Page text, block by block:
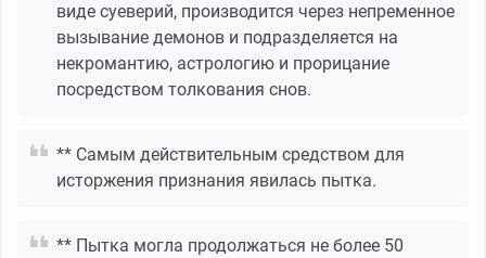
виде суеверий, производится через непременное
вызывание демонов и подразделяется на
некромантию, астрологию и прорицание
посредством толкования снов.
** Самым действительным средством для
исторжения признания явилась пытка.
** Пытка могла продолжаться не более 50